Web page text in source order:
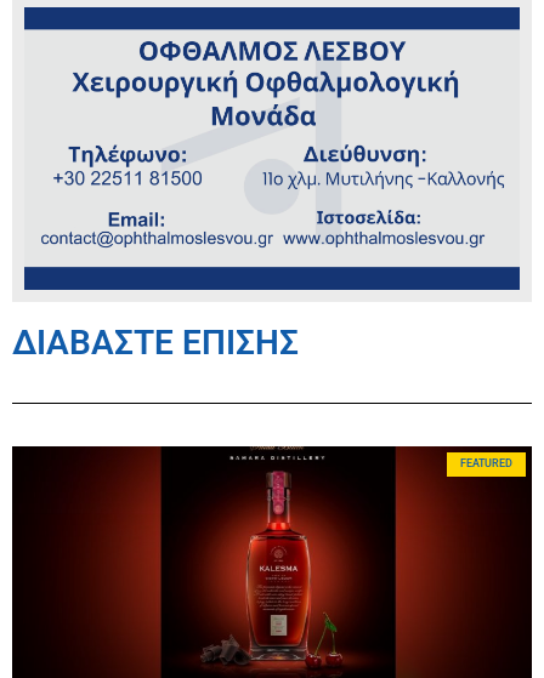
ΔΙΑΒΑΣΤΕ ΕΠΙΣΗΣ
FEATURED